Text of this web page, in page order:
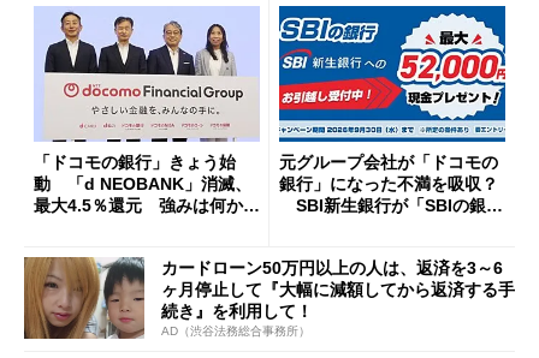
「ドコモの銀行」きょう始
動 「d NEOBANK」消滅、
最大4.5％還元 強みは何か解
元グループ会社が「ドコモの
銀行」になった不満を吸収？
SBI新生銀行が「SBIの銀
開催
カードローン50万円以上の人は、返済を3～6
ヶ月停止して『大幅に減額してから返済する手
続き』を利用して！
AD（渋谷法務総合事務所）